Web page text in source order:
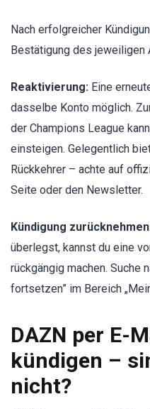
Nach erfolgreicher
Bestätigung des jeweiligen
Reaktivierung: Eine
dasselbe Konto möglich.
der Champions League
einsteigen. Gelegentlich
Rückkehrer – achte auf
Seite oder den Newsletter.
Kündigung
überlegst, kannst du eine
rückgängig machen. Suche
fortsetzen” im Bereich
DAZN per E-
kündigen –
nicht?